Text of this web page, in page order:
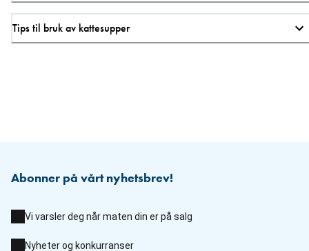
Tips til bruk av kattesupper
Abonner på vårt nyhetsbrev!
Vi varsler deg når maten din er på salg
Nyheter og konkurranser